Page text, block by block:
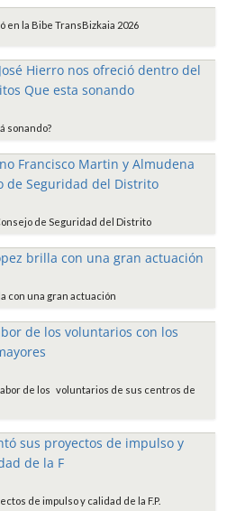
en la Bibe TransBizkaia 2026
sonando?
de Seguridad del Distrito
con una gran actuación
de los voluntarios de sus centros de
de impulso y calidad de la F.P.